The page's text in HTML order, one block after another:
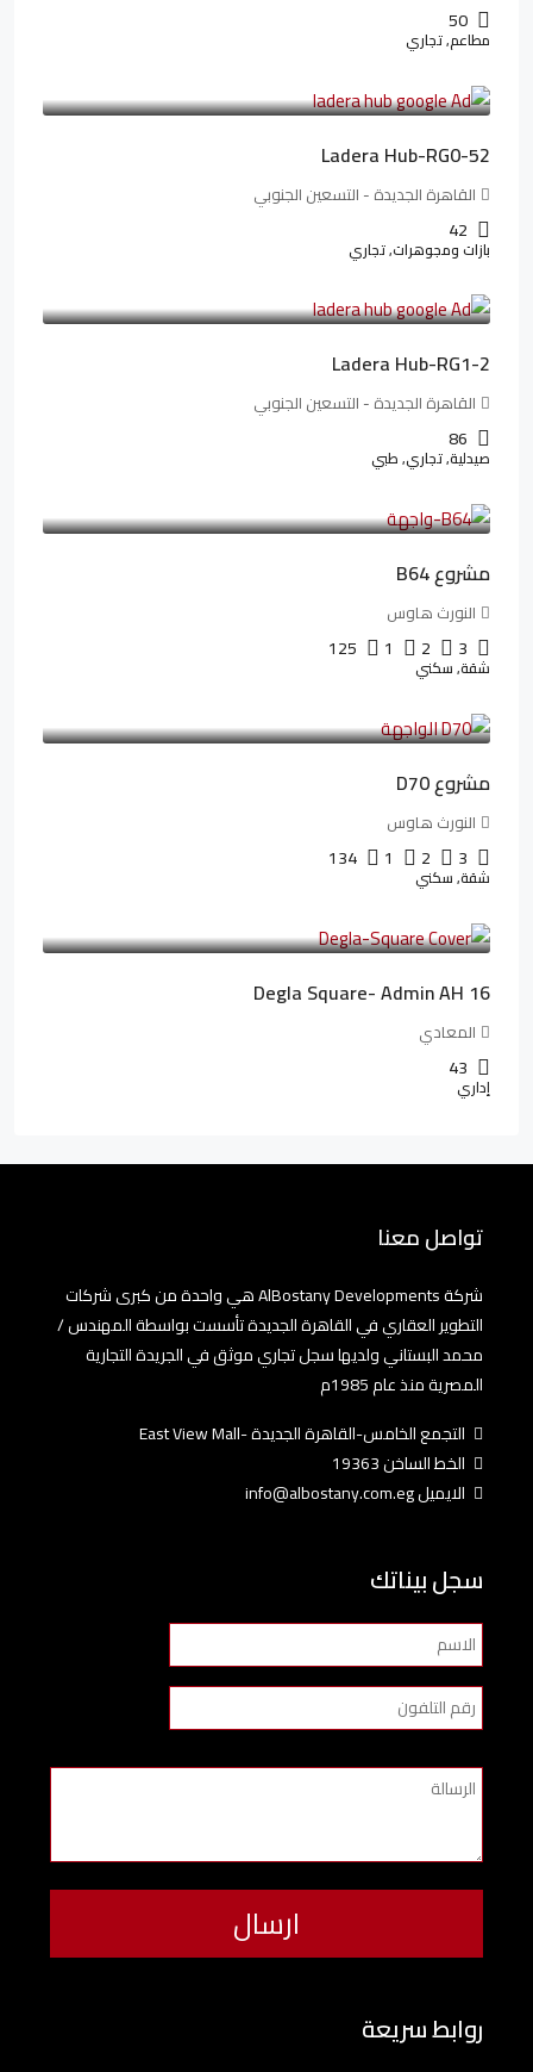
50
مطاعم, تجاري
Ladera Hub-RG0-52
القاهرة الجديدة - التسعين الجنوبي
42
بازات ومجوهرات, تجاري
Ladera Hub-RG1-2
القاهرة الجديدة - التسعين الجنوبي
86
صيدلية, تجاري, طبي
مشروع B64
النورث هاوس
3
2
1
125
شقة, سكني
مشروع D70
النورث هاوس
3
2
1
134
شقة, سكني
Degla Square- Admin AH 16
المعادي
43
إداري
تواصل معنا
شركة AlBostany Developments هي واحدة من كبرى شركات
التطوير العقاري في القاهرة الجديدة تأسست بواسطة المهندس /
محمد البستاني ولديها سجل تجاري موثق في الجريدة التجارية
المصرية منذ عام 1985م
التجمع الخامس-القاهرة الجديدة -East View Mall
الخط الساخن 19363
الايميل info@albostany.com.eg
سجل بيناتك
روابط سريعة